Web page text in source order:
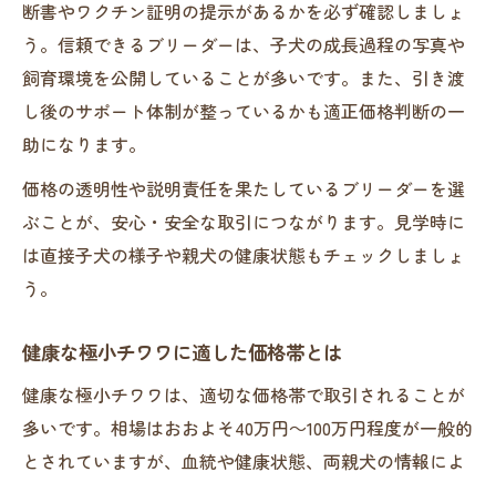
断書やワクチン証明の提示があるかを必ず確認しましょ
う。信頼できるブリーダーは、子犬の成長過程の写真や
飼育環境を公開していることが多いです。また、引き渡
し後のサポート体制が整っているかも適正価格判断の一
助になります。
価格の透明性や説明責任を果たしているブリーダーを選
ぶことが、安心・安全な取引につながります。見学時に
は直接子犬の様子や親犬の健康状態もチェックしましょ
う。
健康な極小チワワに適した価格帯とは
健康な極小チワワは、適切な価格帯で取引されることが
多いです。相場はおおよそ40万円～100万円程度が一般的
とされていますが、血統や健康状態、両親犬の情報によ